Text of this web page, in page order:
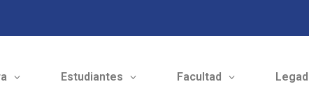
Estudiantes Facultad